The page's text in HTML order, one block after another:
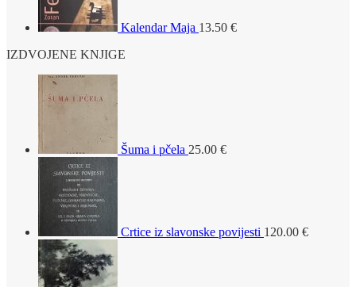
Kalendar Maja 13.50 €
IZDVOJENE KNJIGE
Šuma i pčela 25.00 €
Crtice iz slavonske povijesti 120.00 €